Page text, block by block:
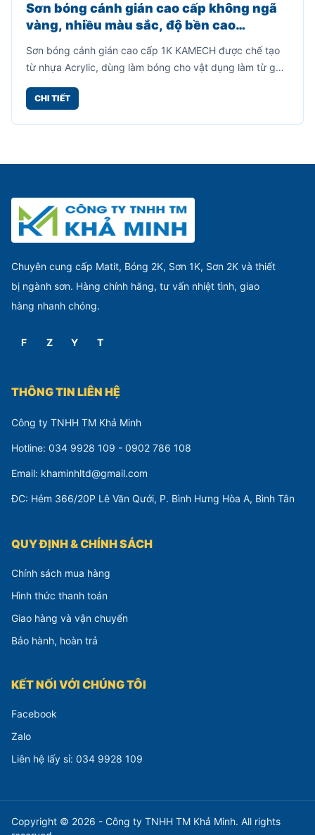
Sơn bóng cánh gián cao cấp không ngã
vàng, nhiều màu sắc, độ bền cao
Sơn bóng cánh gián cao cấp 1K KAMECH được chế tạo
từ nhựa Acrylic, dùng làm bóng cho vật dụng làm từ gỗ,
mây tre, kim loại, lưu giữ được vẻ đẹp cho vân gỗ.
CHI TIẾT
Chuyên cung cấp Matit, Bóng 2K, Sơn 1K, Sơn 2K và thiết
bị ngành sơn. Hàng chính hãng, tư vấn nhiệt tình, giao
hàng nhanh chóng.
F Z Y T
THÔNG TIN LIÊN HỆ
Công ty TNHH TM Khả Minh
Hotline: 034 9928 109 - 0902 786 108
Email: khaminhltd@gmail.com
ĐC: Hẻm 366/20P Lê Văn Qưới, P. Bình Hưng Hòa A, Bình Tân
QUY ĐỊNH & CHÍNH SÁCH
Chính sách mua hàng
Hình thức thanh toán
Giao hàng và vận chuyển
Bảo hành, hoàn trả
KẾT NỐI VỚI CHÚNG TÔI
Facebook
Zalo
Liên hệ lấy sỉ: 034 9928 109
Copyright © 2026 - Công ty TNHH TM Khả Minh. All rights